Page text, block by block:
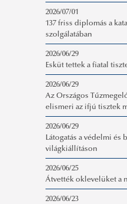
2026/07/01
137 friss diplomás a
szolgálatában
2026/06/29
Esküt tettek a fiatal
2026/06/29
Az Országos
elismeri az ifjú tisztek
2026/06/29
Látogatás a védelmi és
világkiállításon
2026/06/25
Átvették oklevelüket a
2026/06/23